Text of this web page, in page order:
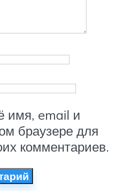
имя, email и
браузере для
комментариев.